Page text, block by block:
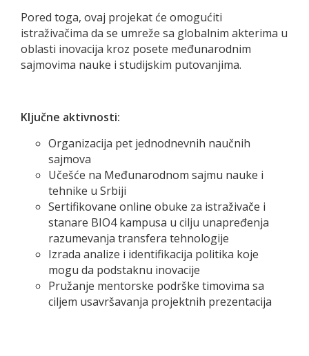
Pored toga, ovaj projekat će omogućiti
istraživačima da se umreže sa globalnim akterima u
oblasti inovacija kroz posete međunarodnim
sajmovima nauke i studijskim putovanjima.
Ključne aktivnosti:
Organizacija pet jednodnevnih naučnih
sajmova
Učešće na Međunarodnom sajmu nauke i
tehnike u Srbiji
Sertifikovane online obuke za istraživače i
stanare BIO4 kampusa u cilju unapređenja
razumevanja transfera tehnologije
Izrada analize i identifikacija politika koje
mogu da podstaknu inovacije
Pružanje mentorske podrške timovima sa
ciljem usavršavanja projektnih prezentacija